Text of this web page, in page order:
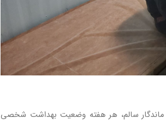
ماندگار سالم، هر هفته وضعیت بهداشت شخصی